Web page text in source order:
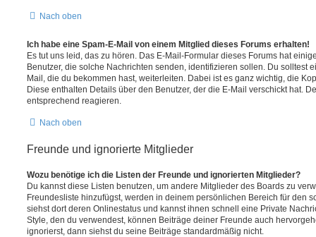
Nach oben
Ich habe eine Spam-E-Mail von einem Mitglied dieses Forums erhalten!
Es tut uns leid, das zu hören. Das E-Mail-Formular dieses Forums hat
Benutzer, die solche Nachrichten senden, identifizieren sollen. Du solltest
Mail, die du bekommen hast, weiterleiten. Dabei ist es ganz wichtig, die
Diese enthalten Details über den Benutzer, der die E-Mail verschickt hat.
entsprechend reagieren.
Nach oben
Freunde und ignorierte Mitglieder
Wozu benötige ich die Listen der Freunde und ignorierten Mitglieder?
Du kannst diese Listen benutzen, um andere Mitglieder des Boards zu
Freundesliste hinzufügst, werden in deinem persönlichen Bereich für den
siehst dort deren Onlinestatus und kannst ihnen schnell eine Private
Style, den du verwendest, können Beiträge deiner Freunde auch
ignorierst, dann siehst du seine Beiträge standardmäßig nicht.